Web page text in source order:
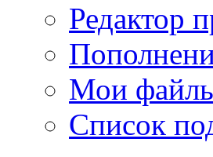
Редактор
Мои
Список